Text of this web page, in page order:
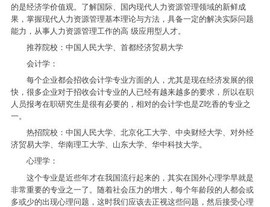
的是经济学价值观。了解国际、国内现代人力资源管理领域的新鲜成
果，掌握现代人力资源管理基本理论与方法，具备一定的解决实际问题
能力，从事人力资源管理工作的高 级应用型人才。
推荐院校：中国人民大学、首都经济贸易大学
会计学：
每个企业都会招收会计学专业方面的人，尤其是现在经济发展的很
快，很多企业对于招收会计专业的人已经有越来越多的要求，所以在职
人员报考在职研究生是很有必要的，相对的会计学也是Z吃香的专业之
一。
热招院校：中国人民大学、北京化工大学、中央财经大学、对外经
济贸易大学、华南理工大学、山东大学、华中科技大学。
心理学：
这个专业是近些年才在我国流行起来的，其实在国外心理学早就是
非常重要的专业之一了。随着社会压力的增大，每个年龄段的人都会或
多或少的出现心理问题，这时我们应该去正视这些问题，然后接受心理